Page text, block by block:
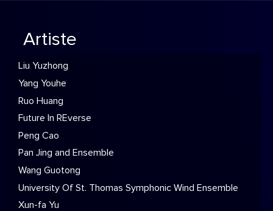
Artiste
Liu Yuzhong
Yang Youhe
Ruo Huang
Future In REverse
Peng Cao
Pan Jing and Ensemble
Wang Guotong
University Of St. Thomas Symphonic Wind Ensemble
Xun-fa Yu